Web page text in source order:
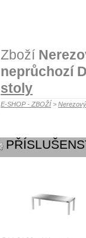
Zboží
neprůchozí
stoly
E-SHOP - ZBOŽÍ >